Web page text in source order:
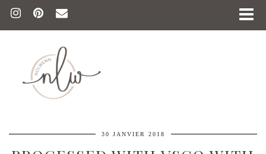
30 JANVIER 2018